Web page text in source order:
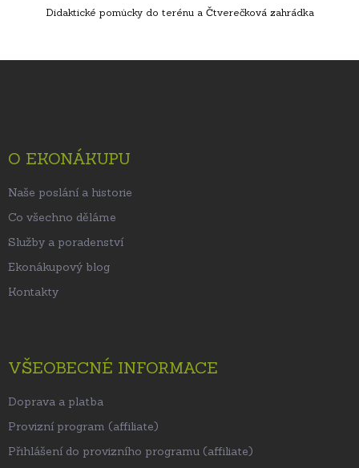
Didaktické pomůcky do terénu a Čtverečková zahrádka
O EKONÁKUPU
Naše poslání a historie
Co všechno děláme
Služby a poradenství
Ekonákupový blog
Kontakty
VŠEOBECNÉ INFORMACE
Doprava a platba
Provizní program (affiliate)
Přihlášení do provizního programu (affiliate)